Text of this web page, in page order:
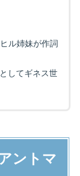
ル姉妹が作詞
してギネス世
ントマ